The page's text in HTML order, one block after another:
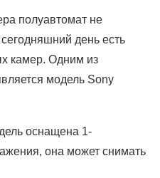
полуавтомат не
день есть
камер. Одним из
модель Sony
оснащена 1-
она может снимать